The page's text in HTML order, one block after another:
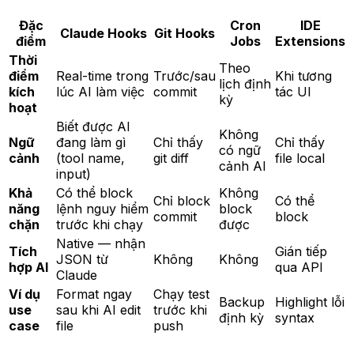
Đặc
điểm
Claude Hooks Git Hooks
Cron
Jobs
IDE
Extensions
Thời
điểm
kích
hoạt
Real-time trong
lúc AI làm việc
Trước/sau
commit
Theo
lịch định
kỳ
Khi tương
tác UI
Ngữ
cảnh
Biết được AI
đang làm gì
(tool name,
input)
Chỉ thấy
git diff
Không
có ngữ
cảnh AI
Chỉ thấy
file local
Khả
năng
chặn
Có thể block
lệnh nguy hiểm
trước khi chạy
Chỉ block
commit
Không
block
được
Có thể
block
Tích
hợp AI
Native — nhận
JSON từ
Claude
Không Không
Gián tiếp
qua API
Ví dụ
use
case
Format ngay
sau khi AI edit
file
Chạy test
trước khi
push
Backup
định kỳ
Highlight lỗi
syntax